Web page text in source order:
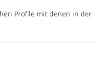
Profile mit denen in der